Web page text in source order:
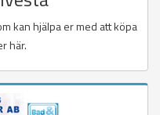
kan hjälpa er med att köpa
här.